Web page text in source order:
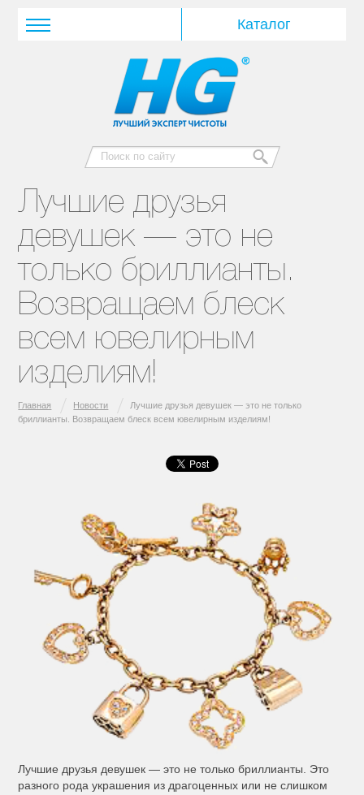
Лучшие друзья
девушек — это не
только бриллианты.
Возвращаем блеск
всем ювелирным
изделиям!
Главная Новости
Лучшие друзья девушек — это не только
бриллианты. Возвращаем блеск всем ювелирным изделиям!
Лучшие друзья девушек — это не только бриллианты. Это
разного рода украшения из драгоценных или не слишком